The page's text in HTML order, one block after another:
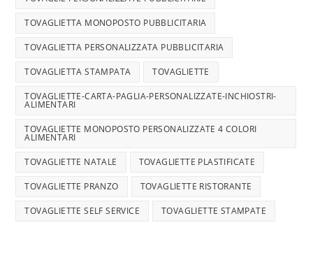
TOVAGLIETTA MONOPOSTO PUBBLICITARIA
TOVAGLIETTA PERSONALIZZATA PUBBLICITARIA
TOVAGLIETTA STAMPATA TOVAGLIETTE
TOVAGLIETTE-CARTA-PAGLIA-PERSONALIZZATE-INCHIOSTRI-
ALIMENTARI
TOVAGLIETTE MONOPOSTO PERSONALIZZATE 4 COLORI
ALIMENTARI
TOVAGLIETTE NATALE TOVAGLIETTE PLASTIFICATE
TOVAGLIETTE PRANZO TOVAGLIETTE RISTORANTE
TOVAGLIETTE SELF SERVICE TOVAGLIETTE STAMPATE